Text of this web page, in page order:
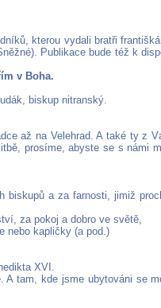
kterou vydali bratři
Publikace bude též k
v Boha.
biskup nitranský.
až na Velehrad. A také ty z
prosíme, abyste se s námi
biskupů a za farnosti, jimiž
za pokoj a dobro ve světě,
nebo kapličky (a pod.)
XVI.
tam, kde jsme ubytováni se